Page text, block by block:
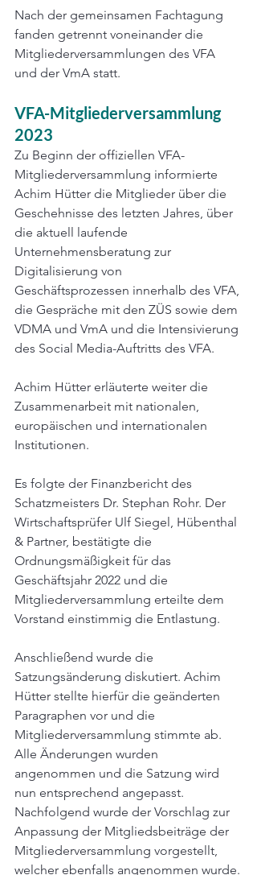
Nach der gemeinsamen Fachtagung
fanden getrennt voneinander die
Mitgliederversammlungen des VFA
und der VmA statt.
VFA-Mitgliederversammlung
2023
Zu Beginn der offiziellen VFA-
Mitgliederversammlung informierte
Achim Hütter die Mitglieder über die
Geschehnisse des letzten Jahres, über
die aktuell laufende
Unternehmensberatung zur
Digitalisierung von
Geschäftsprozessen innerhalb des VFA,
die Gespräche mit den ZÜS sowie dem
VDMA und VmA und die Intensivierung
des Social Media-Auftritts des VFA.
Achim Hütter erläuterte weiter die
Zusammenarbeit mit nationalen,
europäischen und internationalen
Institutionen.
Es folgte der Finanzbericht des
Schatzmeisters Dr. Stephan Rohr. Der
Wirtschaftsprüfer Ulf Siegel, Hübenthal
& Partner, bestätigte die
Ordnungsmäßigkeit für das
Geschäftsjahr 2022 und die
Mitgliederversammlung erteilte dem
Vorstand einstimmig die Entlastung.
Anschließend wurde die
Satzungsänderung diskutiert. Achim
Hütter stellte hierfür die geänderten
Paragraphen vor und die
Mitgliederversammlung stimmte ab.
Alle Änderungen wurden
angenommen und die Satzung wird
nun entsprechend angepasst.
Nachfolgend wurde der Vorschlag zur
Anpassung der Mitgliedsbeiträge der
Mitgliederversammlung vorgestellt,
welcher ebenfalls angenommen wurde.